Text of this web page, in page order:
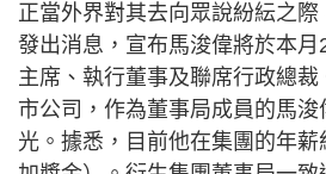
正當外界對其去向眾說紛紜之
發出消息，宣布馬浚偉將於本月
主席、執行董事及聯席行政總
市公司，作為董事局成員的馬
光。據悉，目前他在集團的年